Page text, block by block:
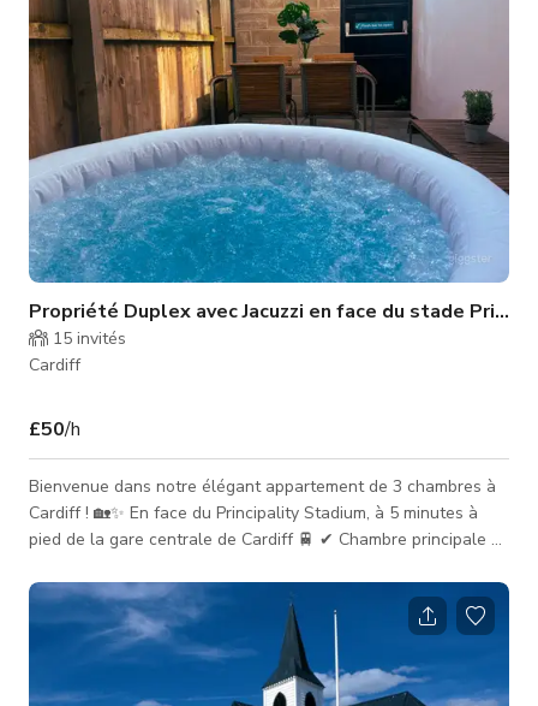
non alcoolis
Propriété Duplex avec Jacuzzi en face du stade
15 invités
Cardiff
£50/h
Bienvenue dans notre élégant appartement de 3 chambres à
Cardiff ! 🏡✨ En face du Principality Stadium, à 5 minutes à
pied de la gare centrale de Cardiff 🚆 ✔ Chambre principale 🛏️
entièrement équipée 🍽️ | Patio avec jacuzzi extérieur 🌿🛁
Détendez-vous dans le jacuzzi après avoir exploré les
principales attractions, boutiques & vie nocturne de Cardiff !
🍷🌌 🚭 Pas de fêtes/fumeurs – amen